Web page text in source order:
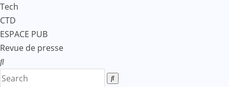
Tech
CTD
ESPACE PUB
Revue de presse